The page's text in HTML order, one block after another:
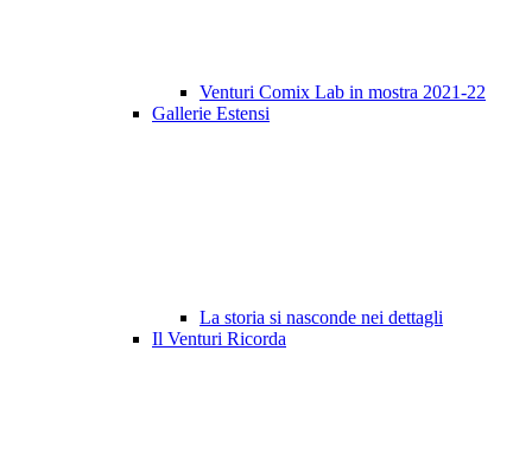
Venturi Comix Lab in mostra 2021-22
Gallerie Estensi
La storia si nasconde nei dettagli
Il Venturi Ricorda